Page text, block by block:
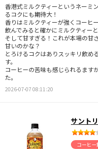
香港式ミルクティーというネーミ
るコクにも期待大！
香りはミルクティーが強くコーヒ
飲んでみると確かにミルクティー
そして甘すぎる！これが本場の甘
甘いのかな？
とろけるコクはありスッキリ飲め
す。
コーヒーの苦味も感じられるます
た。
2026-07-07 08:11:20
サント
コーヒー